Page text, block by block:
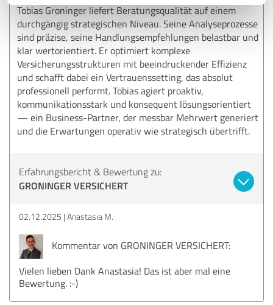
Tobias Groninger liefert Beratungsqualität auf einem
durchgängig strategischen Niveau. Seine Analyseprozesse
sind präzise, seine Handlungsempfehlungen belastbar und
klar wertorientiert. Er optimiert komplexe
Versicherungsstrukturen mit beeindruckender Effizienz
und schafft dabei ein Vertrauenssetting, das absolut
professionell performt. Tobias agiert proaktiv,
kommunikationsstark und konsequent lösungsorientiert
— ein Business-Partner, der messbar Mehrwert generiert
und die Erwartungen operativ wie strategisch übertrifft.
Erfahrungsbericht & Bewertung zu:
GRONINGER VERSICHERT
02.12.2025 Anastasia M.
Kommentar von GRONINGER VERSICHERT:
Vielen lieben Dank Anastasia! Das ist aber mal eine
Bewertung. :-)